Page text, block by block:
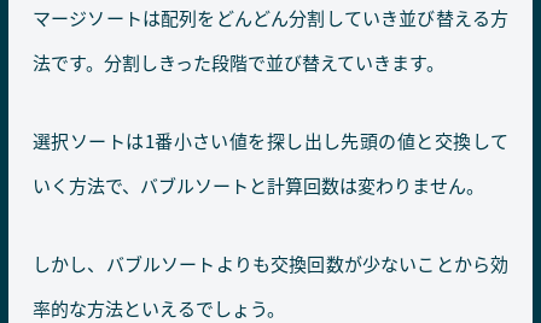
マージソートは配列をどんどん分割していき並び替える方
法です。分割しきった段階で並び替えていきます。
選択ソートは1番小さい値を探し出し先頭の値と交換して
いく方法で、バブルソートと計算回数は変わりません。
しかし、バブルソートよりも交換回数が少ないことから効
率的な方法といえるでしょう。